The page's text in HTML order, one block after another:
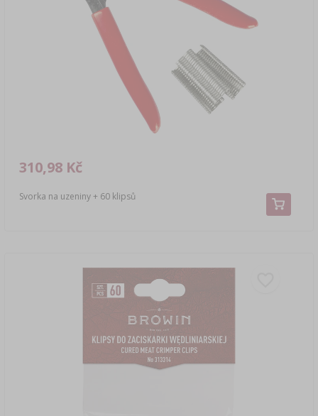
Svorka na uzeniny + 60 klipsů
310,98 Kč